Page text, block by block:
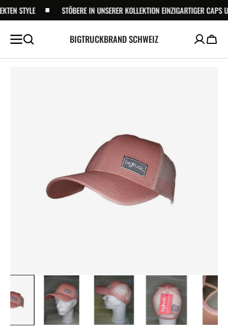
ZUM
INHALT
SPRINGEN
STYLE STÖBERE IN UNSERER KOLLEKTION EINZIGARTIGER CAPS
BIGTRUCKBRAND SCHWEIZ
Medien
1
in
der
Galerieansicht